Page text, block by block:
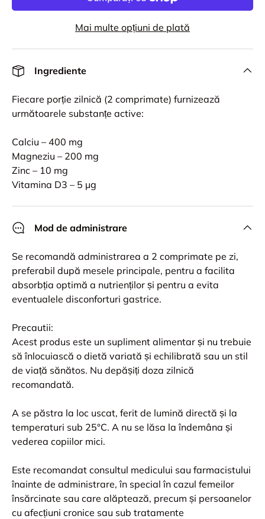
Mai multe opțiuni de plată
Ingrediente
Fiecare porție zilnică (2 comprimate) furnizează
următoarele substanțe active:
Calciu – 400 mg
Magneziu – 200 mg
Zinc – 10 mg
Vitamina D3 – 5 µg
Mod de administrare
Se recomandă administrarea a 2 comprimate pe zi,
preferabil după mesele principale, pentru a facilita
absorbția optimă a nutrienților și pentru a evita
eventualele disconforturi gastrice.
Precautii:
Acest produs este un supliment alimentar și nu trebuie
să înlocuiască o dietă variată și echilibrată sau un stil
de viață sănătos. Nu depășiți doza zilnică
recomandată.
A se păstra la loc uscat, ferit de lumină directă și la
temperaturi sub 25°C. A nu se lăsa la îndemâna și
vederea copiilor mici.
Este recomandat consultul medicului sau farmacistului
înainte de administrare, în special în cazul femeilor
însărcinate sau care alăptează, precum și persoanelor
cu afecțiuni cronice sau sub tratamente